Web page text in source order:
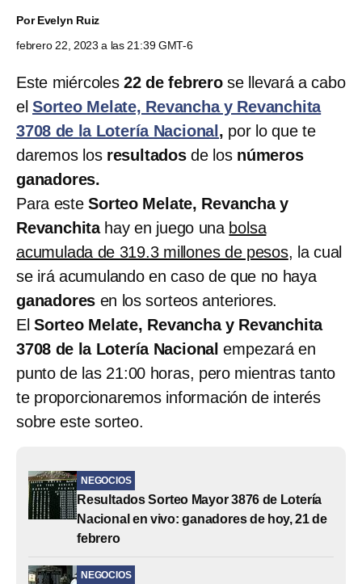
PorEvelyn Ruiz
febrero 22, 2023 a las 21:39 GMT-6
Este miércoles22 de febrerose llevará a cabo
el Sorteo Melate, Revancha y Revanchita
3708 de la Lotería Nacional , por lo que te
daremos los resultadosde los números
ganadores.
Para esteSorteo Melate, Revancha y
Revanchitahay en juego una bolsa
acumulada de 319.3 millones de pesos, la cual
se irá acumulando en caso de que no haya
ganadores en los sorteos anteriores.
El Sorteo Melate, Revancha y Revanchita
3708 de la Lotería Nacionalempezará en
punto de las 21:00 horas, pero mientras tanto
te proporcionaremos información de interés
sobre este sorteo.
NEGOCIOS
Resultados Sorteo Mayor 3876 de Lotería
Nacional en vivo: ganadores de hoy, 21 de
febrero
NEGOCIOS